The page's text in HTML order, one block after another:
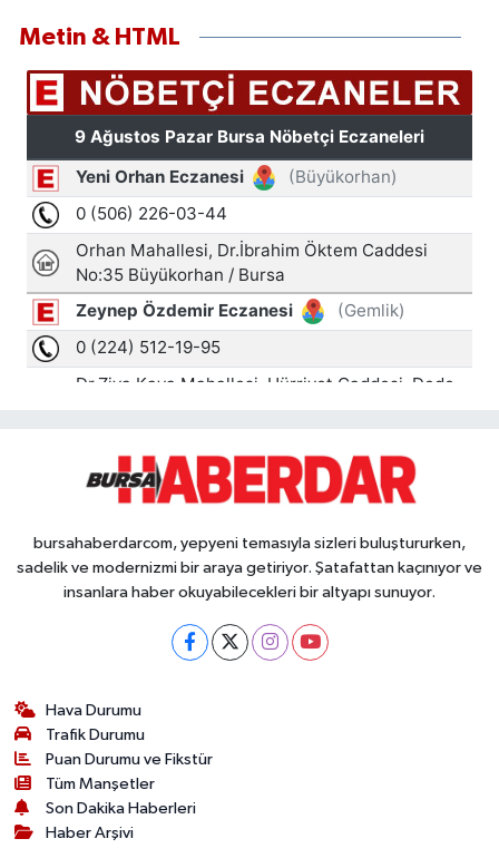
Metin & HTML
bursahaberdarcom, yepyeni temasıyla sizleri buluştururken,
sadelik ve modernizmi bir araya getiriyor. Şatafattan kaçınıyor ve
insanlara haber okuyabilecekleri bir altyapı sunuyor.
Hava Durumu
Trafik Durumu
Puan Durumu ve Fikstür
Tüm Manşetler
Son Dakika Haberleri
Haber Arşivi